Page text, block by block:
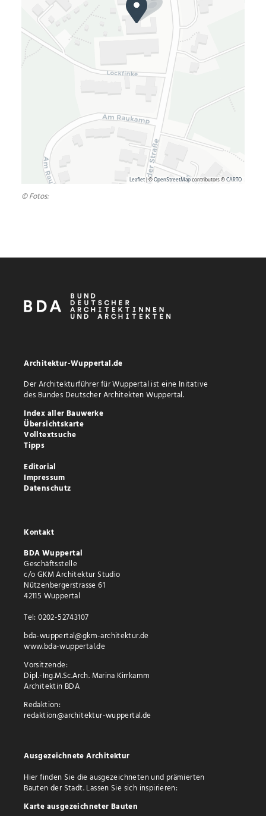
Leaflet | ©OpenStreetMapcontributors ©CARTO
© Fotos:
Architektur-Wuppertal.de
Der Architekturführer für Wuppertal ist eine Initative
des Bundes Deutscher Architekten Wuppertal.
Index aller Bauwerke
Übersichtskarte
Volltextsuche
Tipps
Editorial
Impressum
Datenschutz
Kontakt
BDA Wuppertal
Geschäftsstelle
c/o GKM Architektur Studio
Nützenbergerstrasse 61
42115 Wuppertal
Tel: 0202-52743107
bda-wuppertal@gkm-architektur.de
www.bda-wuppertal.de
Vorsitzende:
Dipl.-Ing.M.Sc.Arch. Marina Kirrkamm
Architektin BDA
Redaktion:
redaktion@architektur-wuppertal.de
Ausgezeichnete Architektur
Hier finden Sie die ausgezeichneten und prämierten
Bauten der Stadt. Lassen Sie sich inspirieren:
Karte ausgezeichneter Bauten